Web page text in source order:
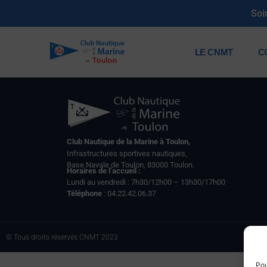
LE CNMT
Club Nautique de la Marine à Toulon,
Infrastructures sportives nautiques,
Base Navale de Toulon, 83000 Toulon.
Horaires de l’accueil :
Lundi au vendredi : 7h30/12h00 – 13h30/17h00
Téléphone : 04.22.42.06.37
© Tous droits réservés CNMT 2023